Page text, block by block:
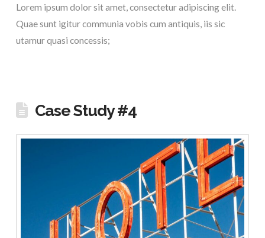
Lorem ipsum dolor sit amet, consectetur adipiscing elit.
Quae sunt igitur communia vobis cum antiquis, iis sic
utamur quasi concessis;
Case Study #4